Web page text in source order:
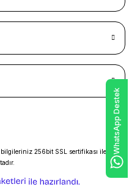
256bit SSL sertifikası ile
WhatsApp Destek
e-